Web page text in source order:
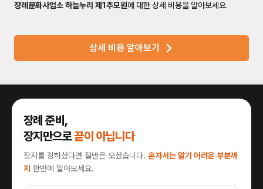
장례문화사업소 하늘누리 제1추모원에 대한 상세 비용을 알아보세요.
상세 비용 알아보기
장례 준비,
장지만으로끝이 아닙니다
장지를 정하셨다면 절반은 오셨습니다. 혼자서는 알기 어려운 부분까
지 한번에 알아보세요.